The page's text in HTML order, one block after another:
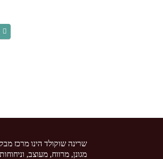
שרינה שוקולד הינו מרכז
מגונן, מרווח, מעוצב,